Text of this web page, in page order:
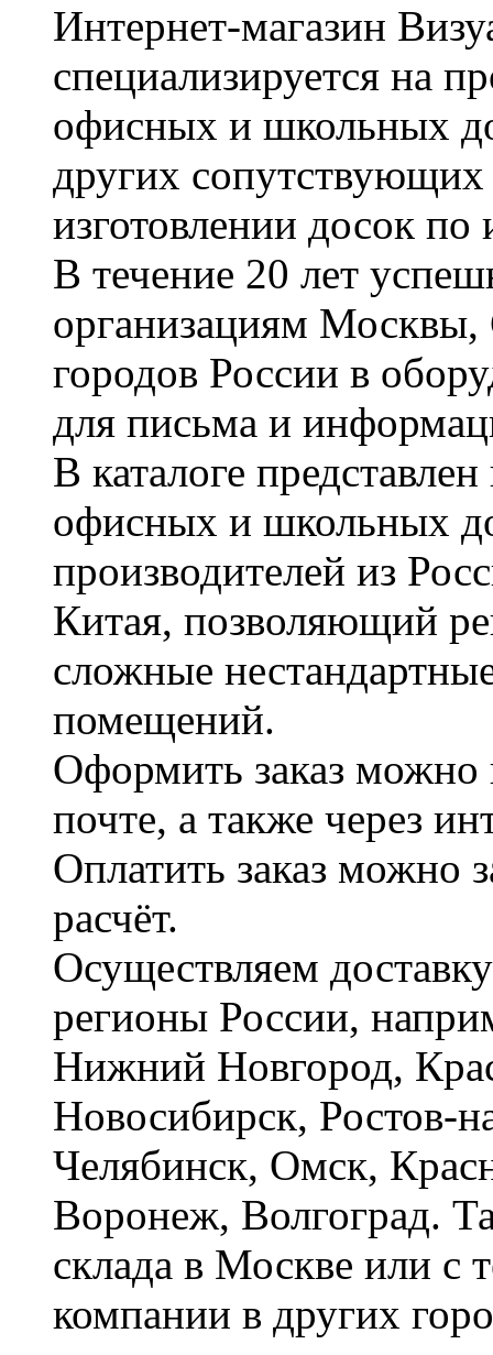
Интернет-магазин
специализируется на
офисных и школьных
других сопутствующих
изготовлении досок по
В течение 20 лет
организациям Москвы,
городов России в
для письма и
В каталоге
офисных и школьных
производителей из
Китая, позволяющий
сложные
помещений.
Оформить заказ можно
почте, а также через
Оплатить заказ можно
расчёт.
Осуществляем
регионы России,
Нижний Новгород,
Новосибирск, Ростов-
Челябинск, Омск,
Воронеж, Волгоград.
склада в Москве или с
компании в других